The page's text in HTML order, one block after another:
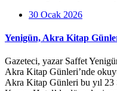
30 Ocak 2026
Yenigün, Akra Kitap
Gazeteci, yazar Saffet
Akra Kitap Günleri’nde
Akra Kitap Günleri bu yıl 23